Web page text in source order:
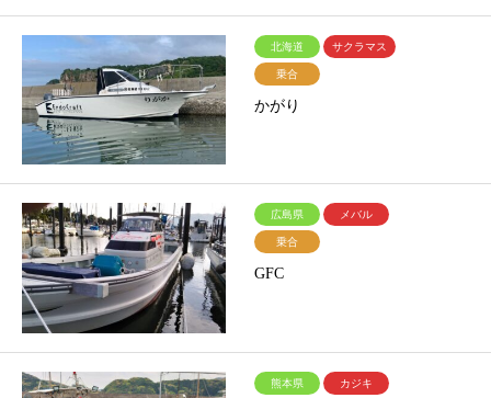
北海道 サクラマス
乗合
かがり
広島県 メバル
乗合
GFC
熊本県 カジキ